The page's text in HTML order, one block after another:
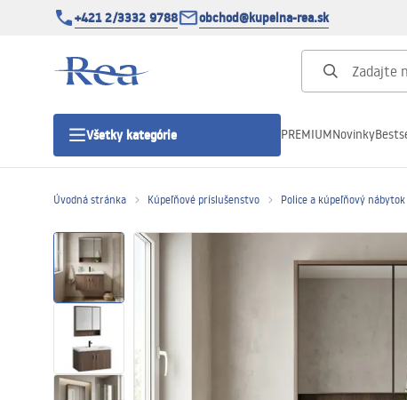
+421 2/3332 9788 obchod@kupelna-rea.sk
Všetky kategórie
Sprchové dvere
Sprchové žľaby
PREMIUMNovinky
Úvodná stránka Kúpeľňové príslušenstvo Police a kúpeľňový nábytok